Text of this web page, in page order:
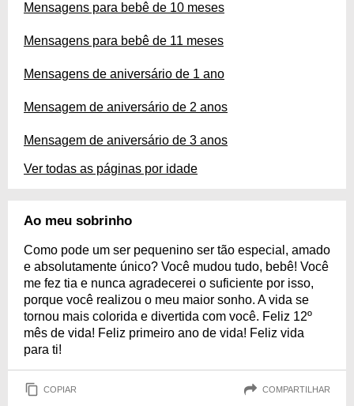
Mensagens para bebê de 10 meses
Mensagens para bebê de 11 meses
Mensagens de aniversário de 1 ano
Mensagem de aniversário de 2 anos
Mensagem de aniversário de 3 anos
Ver todas as páginas por idade
Ao meu sobrinho
Como pode um ser pequenino ser tão especial, amado
e absolutamente único? Você mudou tudo, bebê! Você
me fez tia e nunca agradecerei o suficiente por isso,
porque você realizou o meu maior sonho. A vida se
tornou mais colorida e divertida com você. Feliz 12º
mês de vida! Feliz primeiro ano de vida! Feliz vida
para ti!
COPIAR COMPARTILHAR